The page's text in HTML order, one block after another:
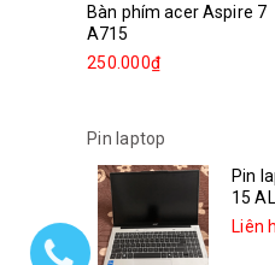
Bàn phím acer Aspire 7
A715
250.000₫
Pin laptop
Pin
15
Liên